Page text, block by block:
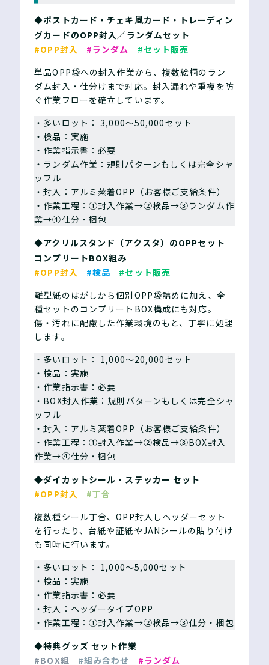
◆ポストカード・チェキ風カード・トレーディン
グカードのOPP封入／ランダムセット
#OPP封入
#ランダム
#セット販売
単品OPP袋への封入作業から、複数絵柄のラン
ダム封入・仕分けまで対応。封入漏れや重複を防
ぐ作業フローを確立しています。
・多いロット： 3,000〜50,000セット
・検品：実施
・作業指示書：必要
・ランダム作業：規則パターンもしくは完全シャ
ッフル
・封入：アルミ蒸着OPP（お客様ご支給条件）
・作業工程：①封入作業→②検品→③ランダム作
業→④仕分・梱包
◆アクリルスタンド（アクスタ）のOPPセット
コンプリートBOX組み
#OPP封入
#検品
#セット販売
離型紙のはがしから個別OPP袋詰めに加え、全
種セットのコンプリートBOX構成にも対応。
傷・汚れに配慮した作業環境のもと、丁寧に処理
します。
・多いロット： 1,000〜20,000セット
・検品：実施
・作業指示書：必要
・BOX封入作業：規則パターンもしくは完全シャ
ッフル
・封入：アルミ蒸着OPP（お客様ご支給条件）
・作業工程：①封入作業→②検品→③BOX封入
作業→④仕分・梱包
◆ダイカットシール・ステッカー セット
#OPP封入
#丁合
複数種シール丁合、OPP封入しヘッダーセット
を行ったり、台紙や証紙やJANシールの貼り付け
も同時に行います。
・多いロット： 1,000〜5,000セット
・検品：実施
・作業指示書：必要
・封入：ヘッダータイプOPP
・作業工程：①封入作業→②検品→③仕分・梱包
◆特典グッズ セット作業
#BOX組
#組み合わせ #ランダム